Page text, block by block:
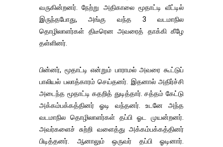
வருகின்றனர். நேற்று அதிகாலை மூதாட்டி வீட்டில்
இருந்தபோது, அங்கு வந்த 3 வடமாநில
தொழிலாளர்கள் திடீரென அவரைத் தாக்கி கீழே
தள்ளினர்.
பின்னர், மூதாட்டி என்றும் பாராமல் அவரை கூட்டுப்
பாலியல் பலாத்காரம் செய்தனர். இதனால் அதிர்ச்சி
அடைந்த மூதாட்டி கதறித் துடித்தார். சத்தம் கேட்டு
அக்கம்பக்கத்தினர் ஓடி வந்தனர். உடனே அந்த
வடமாநில தொழிலாளர்கள் தப்பி ஓட முயன்றனர்.
அவர்களைச் சுற்றி வளைத்து அக்கம்பக்கத்தினர்
பிடித்தனர். ஆனாலும் ஒருவர் தப்பி ஓடினார்.